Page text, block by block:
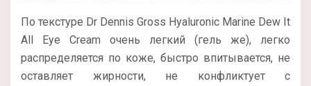
По текстуре Dr Dennis Gross Hyaluronic Marine Dew It
All Eye Cream очень легкий (гель же), легко
распределяется по коже, быстро впитывается, не
оставляет жирности, не конфликтует с